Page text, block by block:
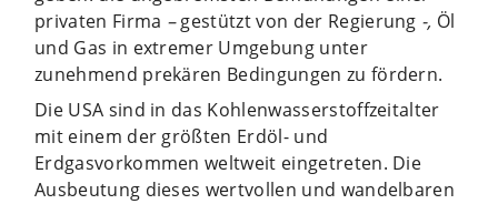
privaten Firma –gestützt von der Regierung -, Öl
und Gas in extremer Umgebung unter
zunehmend prekären Bedingungen zu fördern.
Die USA sind in das Kohlenwasserstoffzeitalter
mit einem der größten Erdöl- und
Erdgasvorkommen weltweit eingetreten. Die
Ausbeutung dieses wertvollen und wandelbaren